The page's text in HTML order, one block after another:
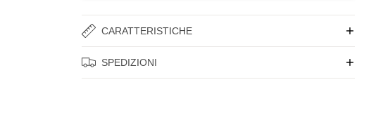
CARATTERISTICHE
SPEDIZIONI